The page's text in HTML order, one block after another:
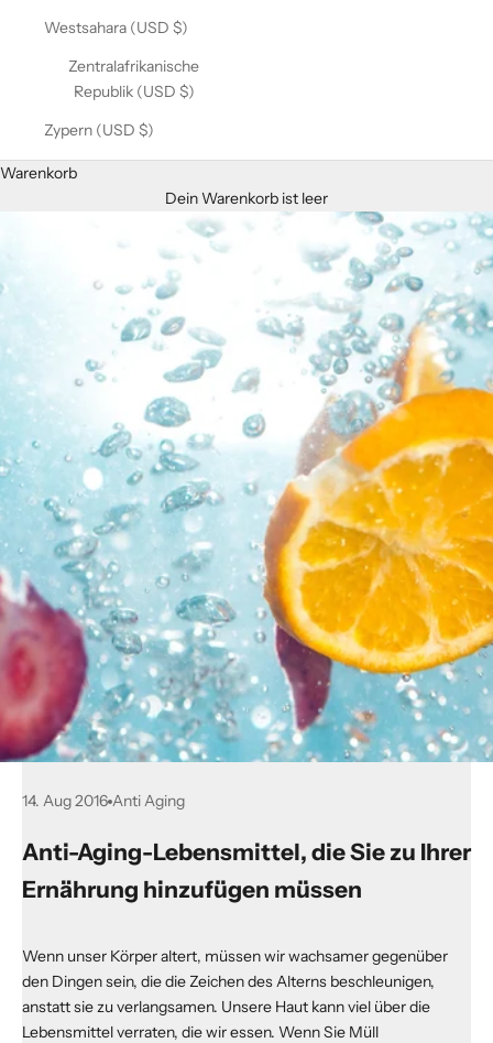
Westsahara (USD $)
Zentralafrikanische
Republik (USD $)
Zypern (USD $)
Warenkorb
Dein Warenkorb ist leer
14. Aug 2016 Anti Aging
Anti-Aging-Lebensmittel, die Sie zu Ihrer
Ernährung hinzufügen müssen
Wenn unser Körper altert, müssen wir wachsamer gegenüber
den Dingen sein, die die Zeichen des Alterns beschleunigen,
anstatt sie zu verlangsamen. Unsere Haut kann viel über die
Lebensmittel verraten, die wir essen. Wenn Sie Müll